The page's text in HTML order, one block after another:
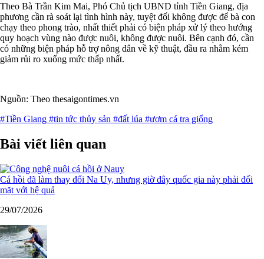
Theo Bà Trần Kim Mai, Phó Chủ tịch UBND tỉnh Tiền Giang, địa
phương cần rà soát lại tình hình này, tuyệt đối không được để bà con
chạy theo phong trào, nhất thiết phải có biện pháp xử lý theo hướng
quy hoạch vùng nào được nuôi, không được nuôi. Bên cạnh đó, cần
có những biện pháp hỗ trợ nông dân về kỹ thuật, đầu ra nhằm kém
giảm rủi ro xuống mức thấp nhất.
Nguồn: Theo thesaigontimes.vn
#Tiền Giang #tin tức thủy sản #đất lúa #ươm cá tra giống
Bài viết liên quan
Cá hồi đã làm thay đổi Na Uy, nhưng giờ đây quốc gia này phải đối
mặt với hệ quả
29/07/2026